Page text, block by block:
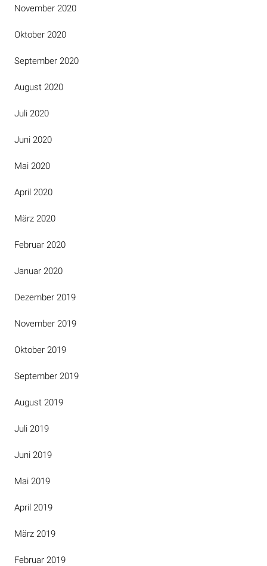
November 2020
Oktober 2020
September 2020
August 2020
Juli 2020
Juni 2020
Mai 2020
April 2020
März 2020
Februar 2020
Januar 2020
Dezember 2019
November 2019
Oktober 2019
September 2019
August 2019
Juli 2019
Juni 2019
Mai 2019
April 2019
März 2019
Februar 2019